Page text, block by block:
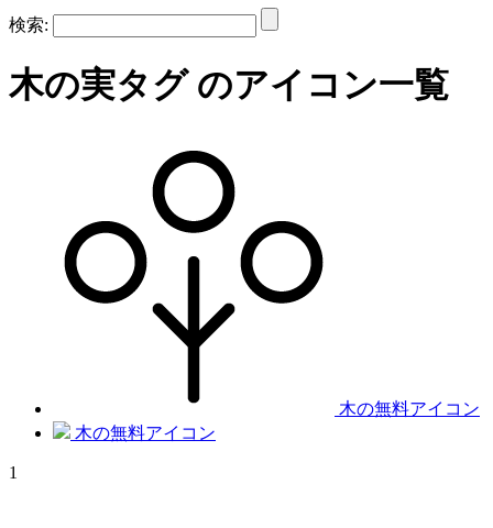
検索:
木の実タグ のアイコン一覧
木の無料アイコン
木の無料アイコン
1